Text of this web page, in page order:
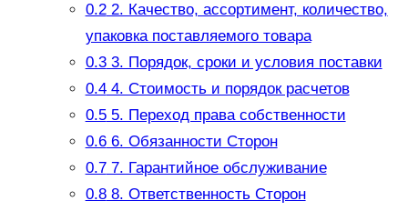
0.22. Качество, ассортимент, количество,
упаковка поставляемого товара
0.33. Порядок, сроки и условия поставки
0.44. Стоимость и порядок расчетов
0.55. Переход права собственности
0.66. Обязанности Сторон
0.77. Гарантийное обслуживание
0.88. Ответственность Сторон